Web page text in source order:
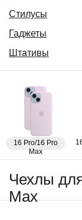
Стилусы
Гаджеты
Штативы
16 Pro/16 Pro
Max
Чехлы
Max